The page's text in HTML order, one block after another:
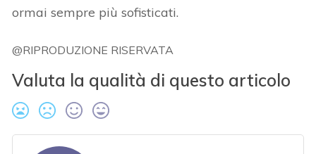
ormai sempre più sofisticati.
@RIPRODUZIONE RISERVATA
Valuta la qualità di questo articolo